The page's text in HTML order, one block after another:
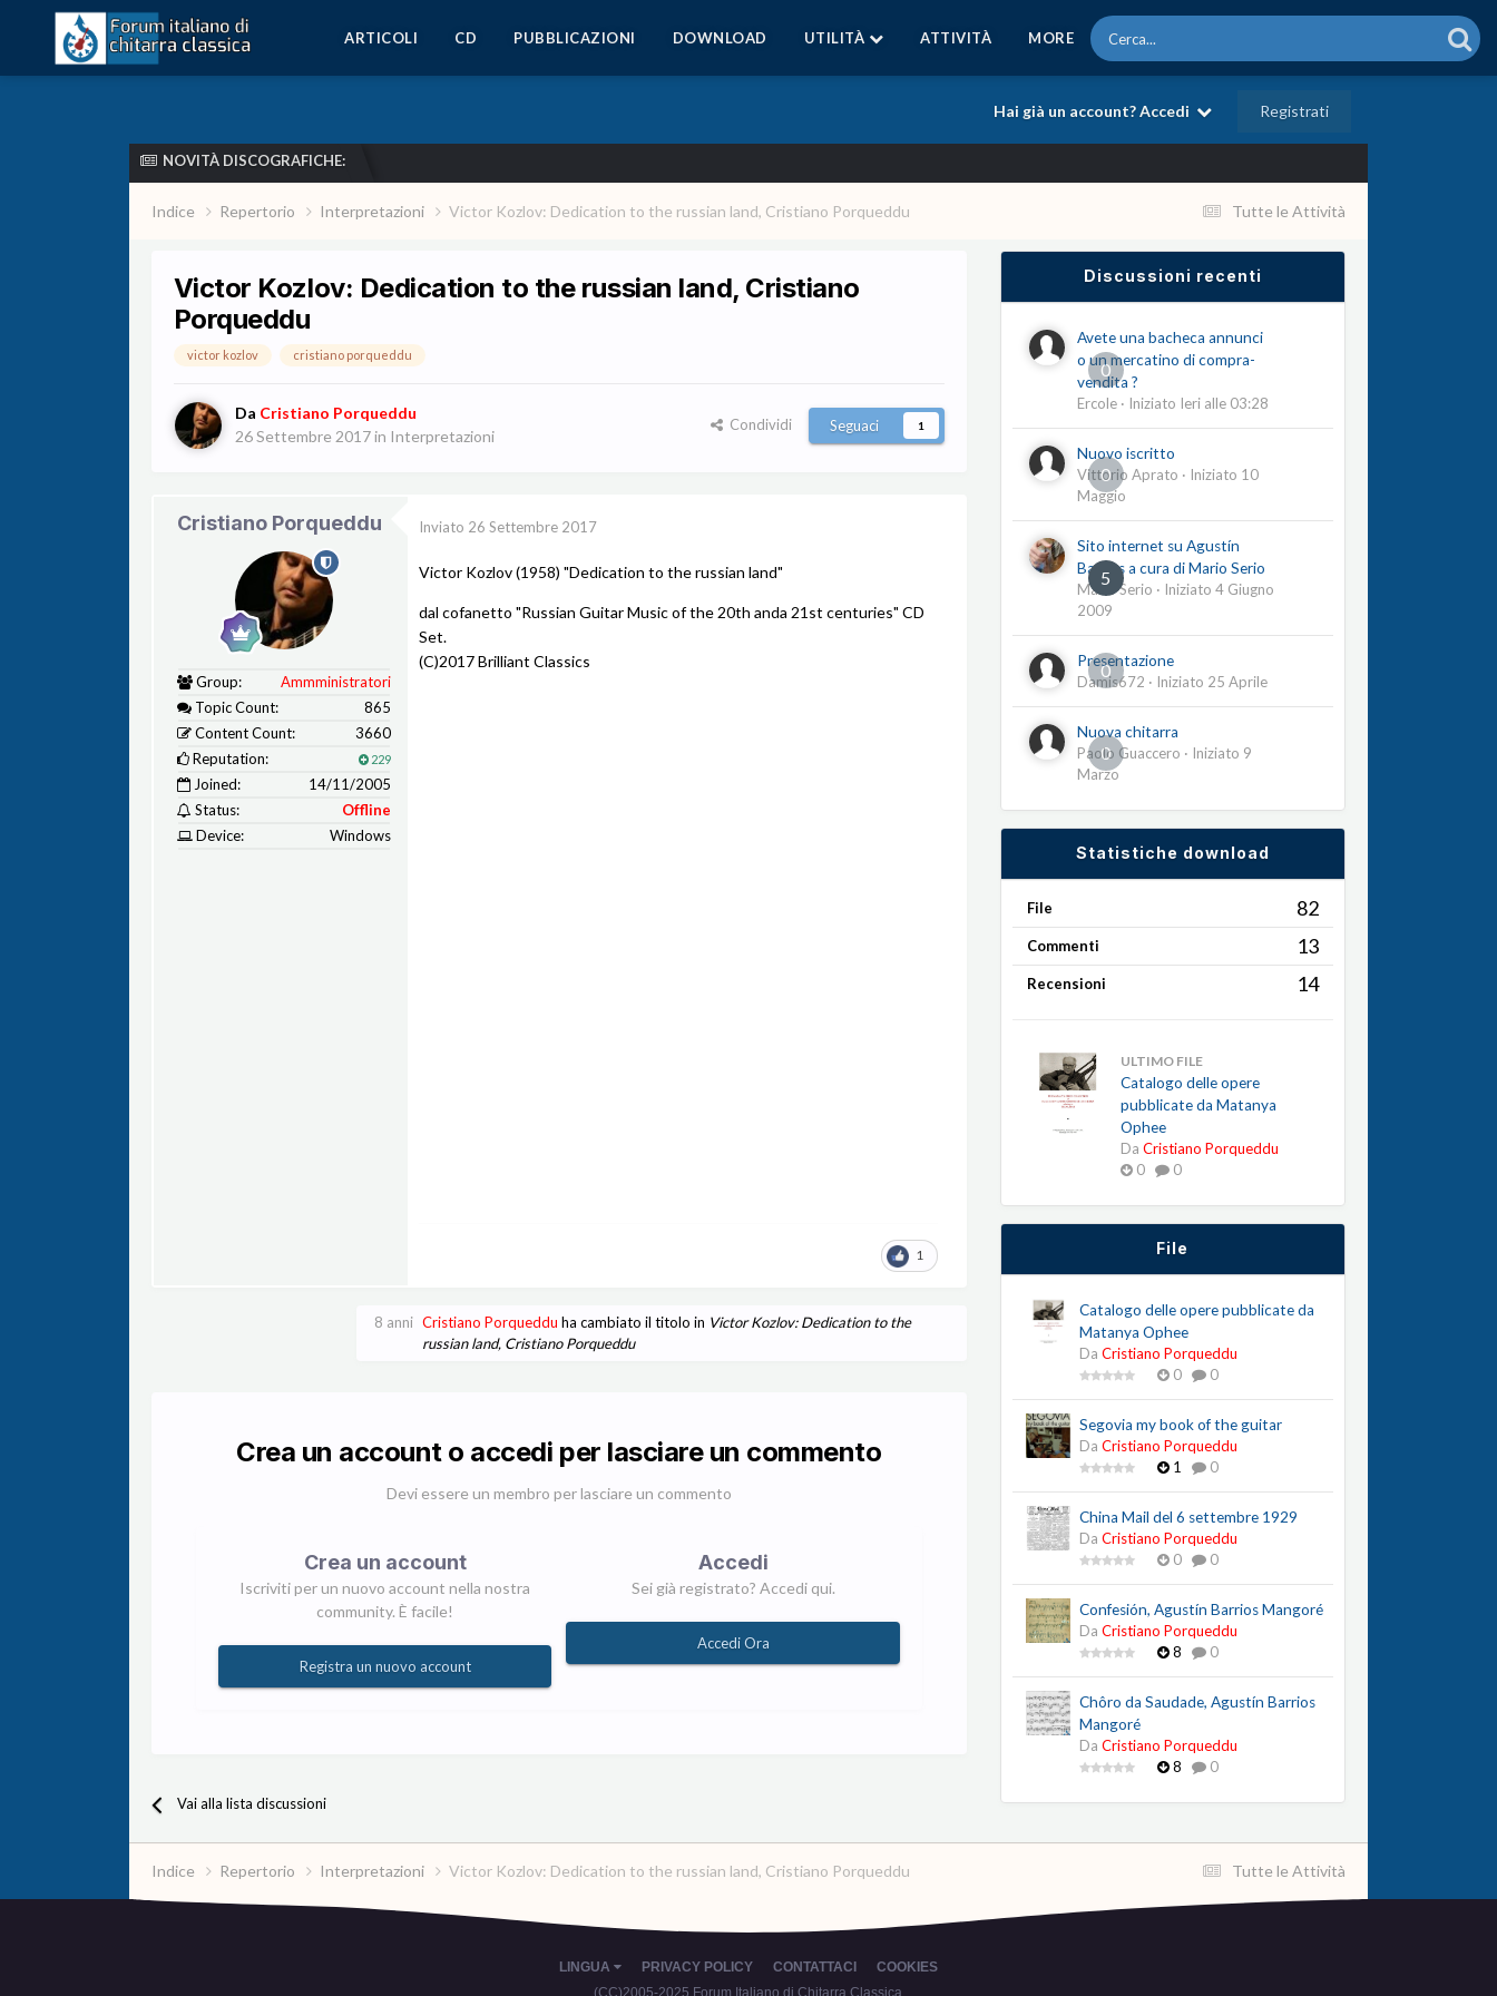
ARTICOLI CD PUBBLICAZIONI DOWNLOAD UTILITÀ ATTIVITÀ MORE
Hai già un account? Accedi Registrati
NOVITÀ DISCOGRAFICHE:
Tutte le Attività
Indice Repertorio Interpretazioni Victor Kozlov: Dedication to the russian land, Cristiano Porqueddu
Victor Kozlov: Dedication to the russian land, Cristiano
Porqueddu
victor kozlov cristiano porqueddu
Da Cristiano Porqueddu
26 Settembre 2017in Interpretazioni
Condividi Seguaci 1
Cristiano Porqueddu
Group:
Ammministratori
Topic Count:
865
Content Count:
3660
Reputation:
229
Joined:
14/11/2005
Status:
Offline
Device:
Windows
Inviato 26 Settembre 2017
Victor Kozlov (1958) "Dedication to the russian land"
dal cofanetto "Russian Guitar Music of the 20th anda 21st centuries" CD
Set.
(C)2017 Brilliant Classics
1
8 anni Cristiano Porqueddu ha cambiato il titolo in Victor Kozlov: Dedication to the
russian land, Cristiano Porqueddu
Crea un account o accedi per lasciare un commento
Devi essere un membro per lasciare un commento
Crea un account
Iscriviti per un nuovo account nella nostra
community. È facile!
Registra un nuovo account
Accedi
Sei già registrato? Accedi qui.
Accedi Ora
Vai alla lista discussioni
Discussioni recenti
0
Avete una bacheca annunci
o un mercatino di compra-
vendita ?
Ercole· Iniziato Ieri alle 03:28
0
Nuovo iscritto
Vittorio Aprato · Iniziato 10
Maggio
5
Sito internet su Agustín
Barrios a cura di Mario Serio
Mario Serio · Iniziato 4 Giugno
2009
0
Presentazione
Damis672 · Iniziato 25 Aprile
0
Nuova chitarra
Paolo Guaccero · Iniziato 9
Marzo
Statistiche download
File 82
Commenti 13
Recensioni 14
ULTIMO FILE
Catalogo delle opere
pubblicate da Matanya
Ophee
Da Cristiano Porqueddu
0
0
File
Catalogo delle opere pubblicate da
Matanya Ophee
Da Cristiano Porqueddu
0
0
Segovia my book of the guitar
Da Cristiano Porqueddu
1
0
China Mail del 6 settembre 1929
Da Cristiano Porqueddu
0
0
Confesión, Agustín Barrios Mangoré
Da Cristiano Porqueddu
8
0
Chôro da Saudade, Agustín Barrios
Mangoré
Da Cristiano Porqueddu
8
0
Tutte le Attività
Indice Repertorio Interpretazioni Victor Kozlov: Dedication to the russian land, Cristiano Porqueddu
LINGUA PRIVACY POLICY CONTATTACI
COOKIES
(CC)2005-2025 Forum Italiano di Chitarra Classica